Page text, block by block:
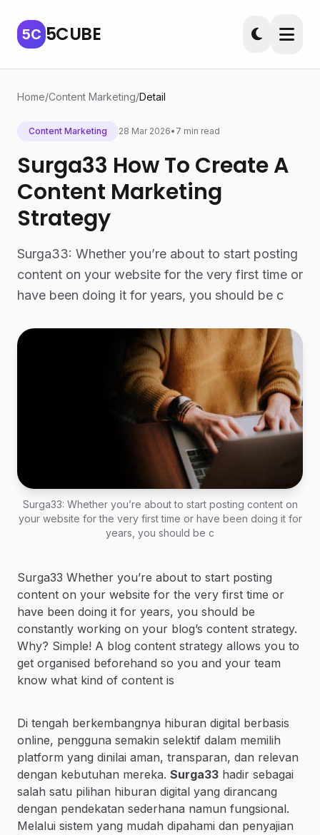
5C 5CUBE
Home/Content Marketing/Detail
Content Marketing 28 Mar 2026• 7 min read
Surga33 How To Create A
Content Marketing
Strategy
Surga33: Whether you’re about to start posting
content on your website for the very first time or
have been doing it for years, you should be c
Surga33: Whether you’re about to start posting content on
your website for the very first time or have been doing it for
years, you should be c
Surga33 Whether you’re about to start posting
content on your website for the very first time or
have been doing it for years, you should be
constantly working on your blog’s content strategy.
Why? Simple! A blog content strategy allows you to
get organised beforehand so you and your team
know what kind of content is
Di tengah berkembangnya hiburan digital berbasis
online, pengguna semakin selektif dalam memilih
platform yang dinilai aman, transparan, dan relevan
dengan kebutuhan mereka. Surga33 hadir sebagai
salah satu pilihan hiburan digital yang dirancang
dengan pendekatan sederhana namun fungsional.
Melalui sistem yang mudah dipahami dan penyajian